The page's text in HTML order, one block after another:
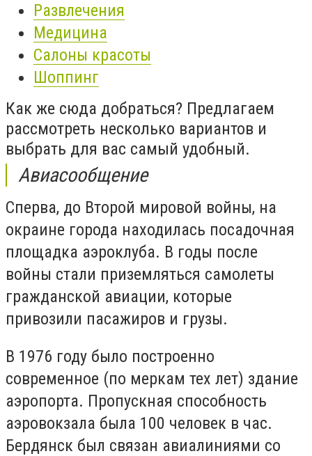
Развлечения
Медицина
Салоны красоты
Шоппинг
Как же сюда добраться? Предлагаем
рассмотреть несколько вариантов и
выбрать для вас самый удобный.
Авиасообщение
Сперва, до Второй мировой войны, на
окраине города находилась посадочная
площадка аэроклуба. В годы после
войны стали приземляться самолеты
гражданской авиации, которые
привозили пасажиров и грузы.
В 1976 году было построенно
современное (по меркам тех лет) здание
аэропорта. Пропускная способность
аэровокзала была 100 человек в час.
Бердянск был связан авиалиниями со